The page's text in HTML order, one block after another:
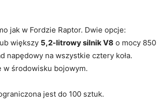
jak w Fordzie Raptor. Dwie opcje:
większy 5,2-litrowy silnik V8 o mocy 850
napędowy na wszystkie cztery koła.
w środowisku bojowym.
jest do 100 sztuk.